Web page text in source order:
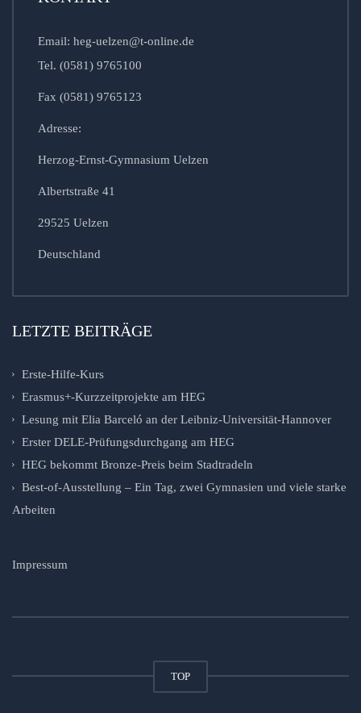
Email: heg-uelzen@t-online.de
Tel. (0581) 9765100
Fax (0581) 9765123
Adresse:
Herzog-Ernst-Gymnasium Uelzen
Albertstraße 41
29525 Uelzen
Deutschland
LETZTE BEITRÄGE
Erste-Hilfe-Kurs
Erasmus+-Kurzzeitprojekte am HEG
Lesung mit Elia Barceló an der Leibniz-Universität-Hannover
Erster DELE-Prüfungsdurchgang am HEG
HEG bekommt Bronze-Preis beim Stadtradeln
Best-of-Ausstellung – Ein Tag, zwei Gymnasien und viele starke
Arbeiten
Impressum
TOP